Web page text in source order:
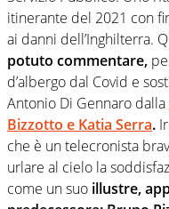
itinerante del 2021 con
ai danni dell’Inghilterra.
potuto commentare,
d’albergo dal Covid e
Antonio Di Gennaro dalla
Bizzotto e Katia Serra.
che è un telecronista
urlare al cielo la
come un suo illustre,